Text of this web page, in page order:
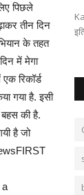
पिछले
तीन दिन
के तहत
में मेगा
रिकॉर्ड
गया है. इसी
की है.
है जो
a
पर विदेश मंत्रालय